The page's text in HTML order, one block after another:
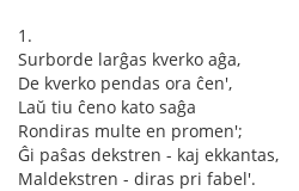
1.
Surborde larĝas kverko aĝa,
De kverko pendas ora ĉen',
Laŭ tiu ĉeno kato saĝa
Rondiras multe en promen';
Ĝi paŝas dekstren - kaj ekkantas,
Maldekstren - diras pri fabel'.